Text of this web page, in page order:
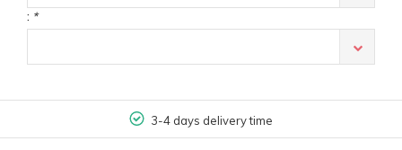
: *
3-4 days delivery time